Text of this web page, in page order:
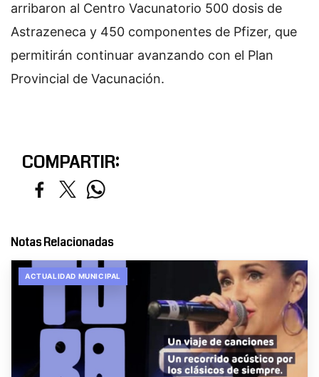
arribaron al Centro Vacunatorio 500 dosis de
Astrazeneca y 450 componentes de Pfizer, que
permitirán continuar avanzando con el Plan
Provincial de Vacunación.
COMPARTIR:
Notas Relacionadas
ACTUALIDAD MUNICIPAL